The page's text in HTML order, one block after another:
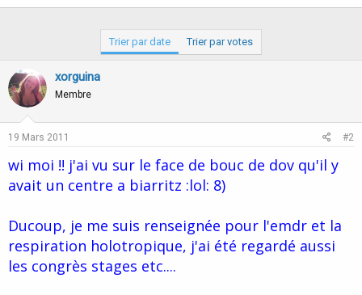
Trier par date Trier par votes
xorguina
Membre
19 Mars 2011 #2
wi moi !! j'ai vu sur le face de bouc de dov qu'il y
avait un centre a biarritz :lol: 8)
Ducoup, je me suis renseignée pour l'emdr et la
respiration holotropique, j'ai été regardé aussi
les congrès stages etc....